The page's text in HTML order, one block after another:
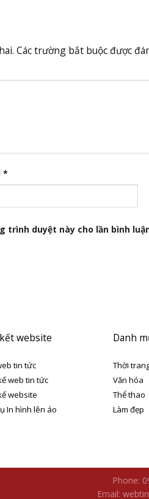
Các trường bắt buộc được
*
duyệt này cho lần bình
website
tin tức
web tin tức
website
In hình lên áo
Danh
Thời
Văn hóa
Thể thao
Làm đẹp
Phone:
Email: